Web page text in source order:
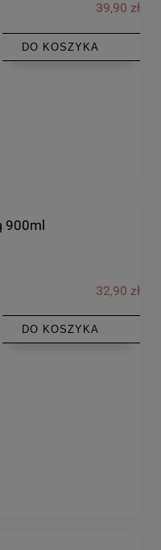
39,90 zł
DO KOSZYKA
900ml
32,90 zł
DO KOSZYKA